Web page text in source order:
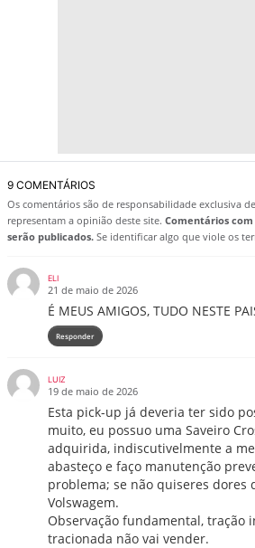
9 COMENTÁRIOS
Os comentários são de responsabilidade exclusiva
representam a opinião deste site. Comentários
serão publicados. Se identificar algo que viole os
ELI
21 de maio de 2026
É MEUS AMIGOS, TUDO NESTE
Responder
LUIZ
19 de maio de 2026
Esta pick-up já deveria ter sido
muito, eu possuo uma Saveiro
adquirida, indiscutivelmente a
abasteço e faço manutenção
problema; se não quiseres dores
Volswagem.
Observação fundamental, tração
tracionada não vai vender.